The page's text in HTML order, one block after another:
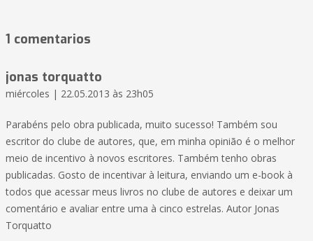
1 comentarios
jonas torquatto
miércoles | 22.05.2013 às 23h05
Parabéns pelo obra publicada, muito sucesso! Também sou
escritor do clube de autores, que, em minha opinião é o melhor
meio de incentivo à novos escritores. Também tenho obras
publicadas. Gosto de incentivar à leitura, enviando um e-book à
todos que acessar meus livros no clube de autores e deixar um
comentário e avaliar entre uma à cinco estrelas. Autor Jonas
Torquatto